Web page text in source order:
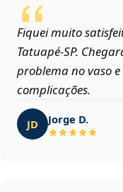
Fiquei muito
Tatuapé‑SP.
problema no vaso
complicações.
JD Jorge D.